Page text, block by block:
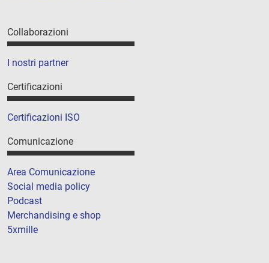
Collaborazioni
I nostri partner
Certificazioni
Certificazioni ISO
Comunicazione
Area Comunicazione
Social media policy
Podcast
Merchandising e shop
5xmille